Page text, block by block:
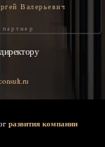
Валерьевич
развития компании